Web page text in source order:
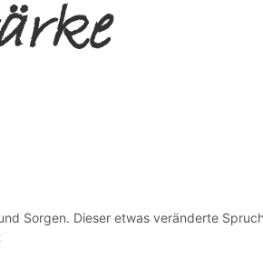
Sorgen. Dieser etwas veränderte Spruch